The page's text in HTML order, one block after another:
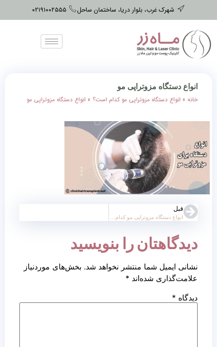
شهرک غرب، بلوار دریا، ساختمان ساحل ۰۲۱۹۱۰۰۲۵۵۵
انواع دستگاه مزوتراپی مو
خانه » انواع دستگاه مزوتراپی مو کدام است؟ » انواع دستگاه مزوتراپی مو
قبل
دیدگاهتان را بنویسید
نشانی ایمیل شما منتشر نخواهد شد. بخش‌های موردنیاز
علامت‌گذاری شده‌اند *
دیدگاه *